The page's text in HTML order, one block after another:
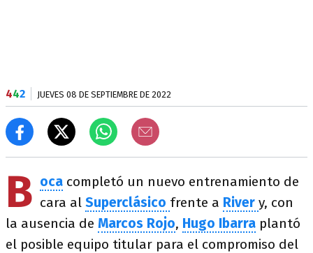
442 JUEVES 08 DE SEPTIEMBRE DE 2022
B oca completó un nuevo entrenamiento de
cara al Superclásico frente a River y, con
la ausencia de Marcos Rojo, Hugo Ibarra plantó
el posible equipo titular para el compromiso del